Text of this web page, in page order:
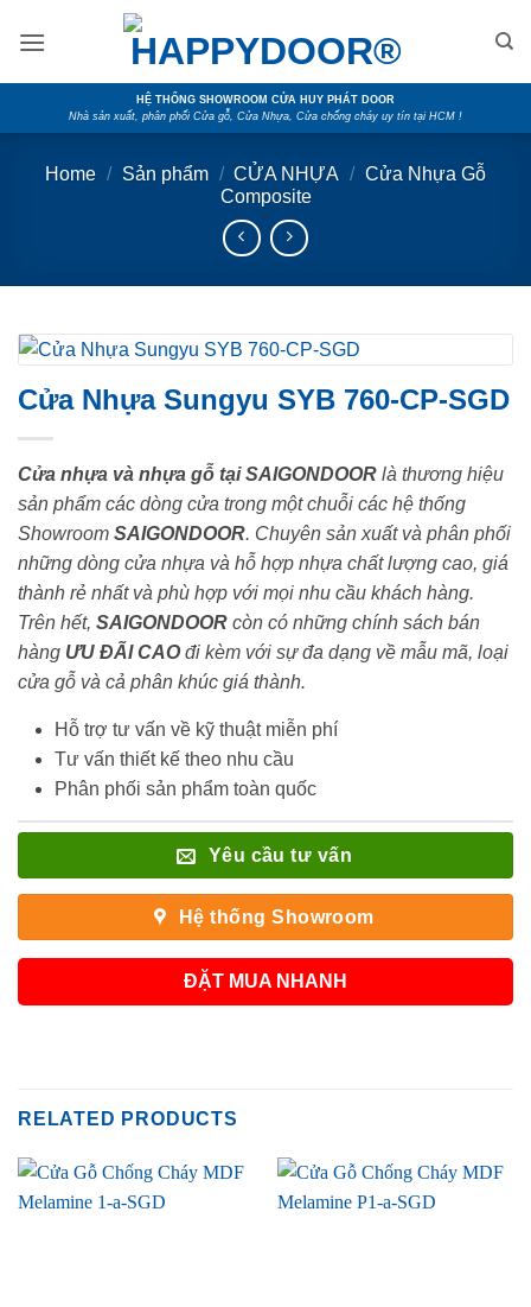
HỆ THỐNG SHOWROOM CỬA HUY PHÁT DOOR
Nhà sản xuất, phân phối Cửa gỗ, Cửa Nhựa, Cửa chống cháy uy tín tại HCM !
Home / Sản phẩm / CỬA NHỰA / Cửa Nhựa Gỗ
Composite
Cửa Nhựa Sungyu SYB 760-CP-SGD
Cửa nhựa và nhựa gỗ tại SAIGONDOOR là thương hiệu
sản phẩm các dòng cửa trong một chuỗi các hệ thống
Showroom SAIGONDOOR. Chuyên sản xuất và phân phối
những dòng cửa nhựa và hỗ hợp nhựa chất lượng cao, giá
thành rẻ nhất và phù hợp với mọi nhu cầu khách hàng.
Trên hết, SAIGONDOOR còn có những chính sách bán
hàng ƯU ĐÃI CAOđi kèm với sự đa dạng về mẫu mã, loại
cửa gỗ và cả phân khúc giá thành.
Hỗ trợ tư vấn về kỹ thuật miễn phí
Tư vấn thiết kế theo nhu cầu
Phân phối sản phẩm toàn quốc
Yêu cầu tư vấn
Hệ thống Showroom
ĐẶT MUA NHANH
RELATED PRODUCTS